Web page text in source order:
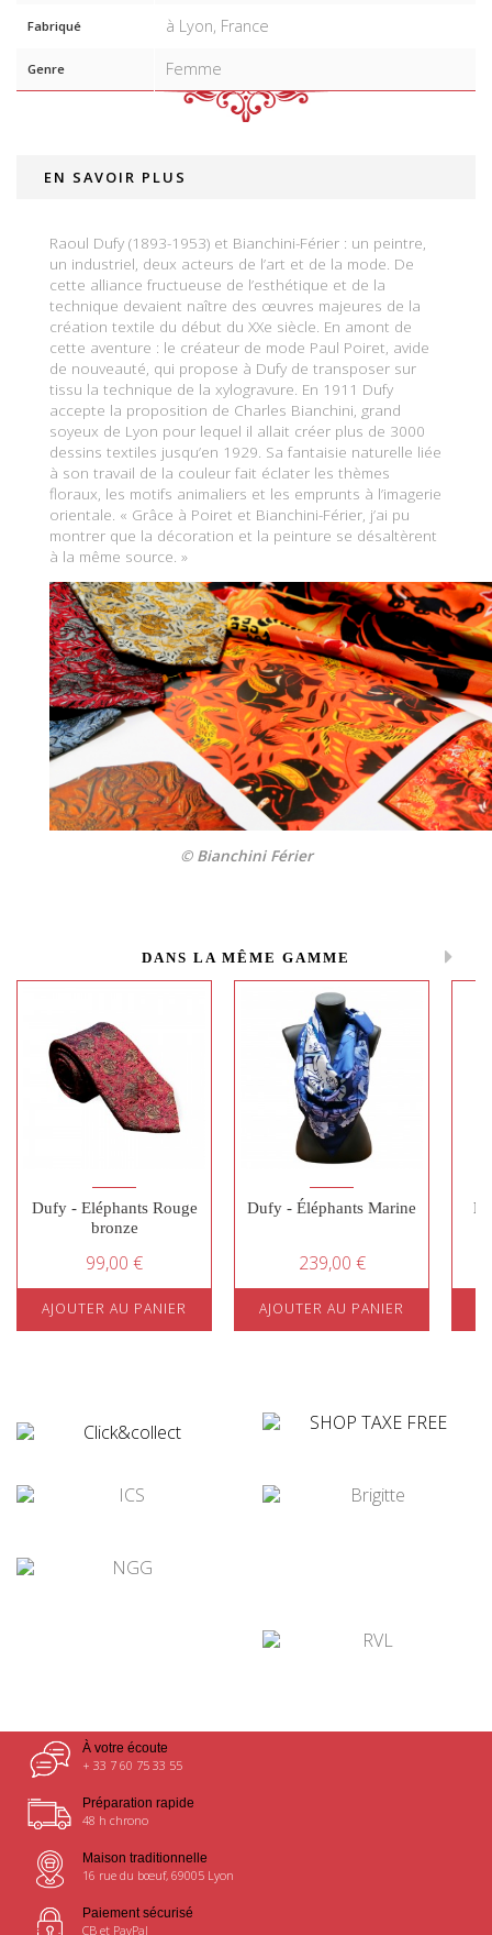
Fabriqué à Lyon, France
Genre Femme
EN SAVOIR PLUS
Raoul Dufy (1893-1953) et Bianchini-Férier : un peintre,
un industriel, deux acteurs de l’art et de la mode. De
cette alliance fructueuse de l’esthétique et de la
technique devaient naître des œuvres majeures de la
création textile du début du XXe siècle. En amont de
cette aventure : le créateur de mode Paul Poiret, avide
de nouveauté, qui propose à Dufy de transposer sur
tissu la technique de la xylogravure. En 1911 Dufy
accepte la proposition de Charles Bianchini, grand
soyeux de Lyon pour lequel il allait créer plus de 3000
dessins textiles jusqu’en 1929. Sa fantaisie naturelle liée
à son travail de la couleur fait éclater les thèmes
floraux, les motifs animaliers et les emprunts à l’imagerie
orientale. « Grâce à Poiret et Bianchini-Férier, j’ai pu
montrer que la décoration et la peinture se désaltèrent
à la même source. »
© Bianchini Férier
DANS LA MÊME GAMME
Dufy - Eléphants Rouge
bronze
99,00 €
AJOUTER AU PANIER
Dufy - Éléphants Marine
239,00 €
AJOUTER AU PANIER
À votre écoute
+ 33 7 60 75 33 55
Préparation rapide
48 h chrono
Maison traditionnelle
16 rue du bœuf, 69005 Lyon
Paiement sécurisé
CB et PayPal